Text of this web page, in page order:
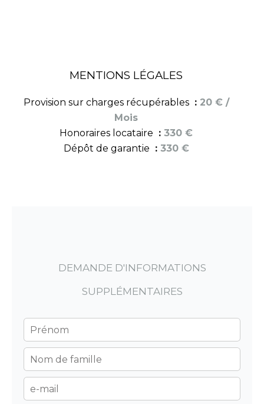
MENTIONS LÉGALES
Provision sur charges récupérables
20 € /
Mois
Honoraires locataire
330 €
Dépôt de garantie
330 €
DEMANDE D'INFORMATIONS
SUPPLÉMENTAIRES